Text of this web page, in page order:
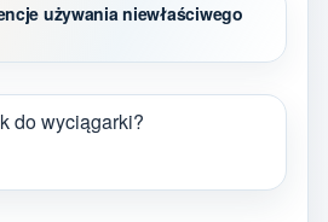
używania niewłaściwego